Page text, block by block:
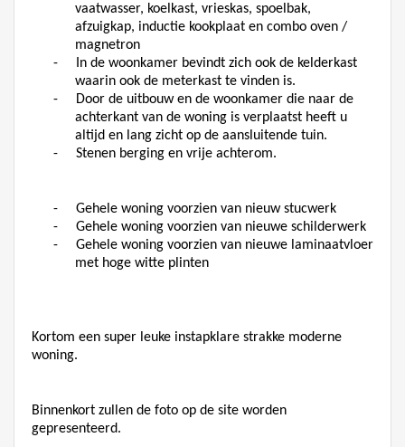
vaatwasser, koelkast, vrieskas, spoelbak,
afzuigkap, inductie kookplaat en combo oven /
magnetron
-
In de woonkamer bevindt zich ook de kelderkast
waarin ook de meterkast te vinden is.
-
Door de uitbouw en de woonkamer die naar de
achterkant van de woning is verplaatst heeft u
altijd en lang zicht op de aansluitende tuin.
-
Stenen berging en vrije achterom.
-
Gehele woning voorzien van nieuw stucwerk
-
Gehele woning voorzien van nieuwe schilderwerk
-
Gehele woning voorzien van nieuwe laminaatvloer
met hoge witte plinten
Kortom een super leuke instapklare strakke moderne
woning.
Binnenkort zullen de foto op de site worden
gepresenteerd.